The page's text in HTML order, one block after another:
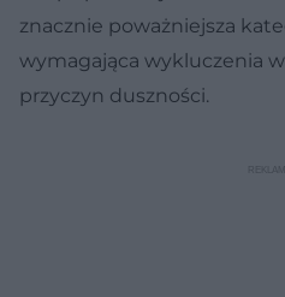
znacznie poważniejsza
wymagająca wykluczenia
przyczyn duszności.